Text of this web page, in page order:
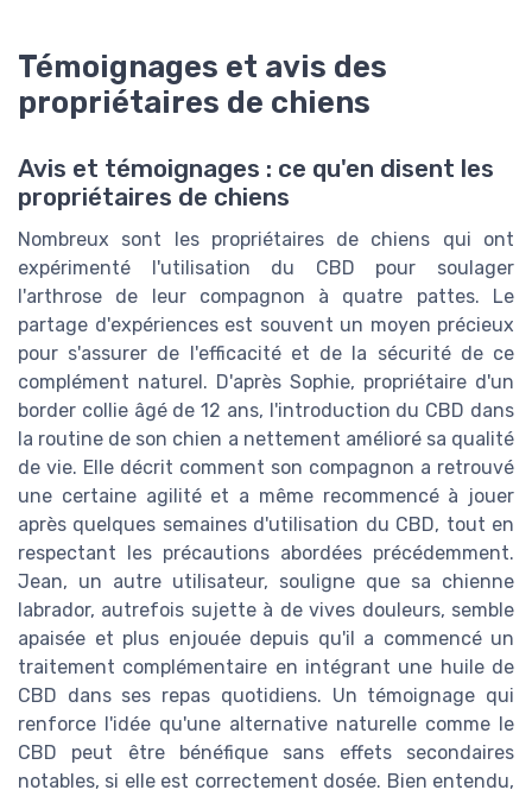
Témoignages et avis des
propriétaires de chiens
Avis et témoignages : ce qu'en disent les
propriétaires de chiens
Nombreux sont les propriétaires de chiens qui ont
expérimenté l'utilisation du CBD pour soulager
l'arthrose de leur compagnon à quatre pattes. Le
partage d'expériences est souvent un moyen précieux
pour s'assurer de l'efficacité et de la sécurité de ce
complément naturel. D'après Sophie, propriétaire d'un
border collie âgé de 12 ans, l'introduction du CBD dans
la routine de son chien a nettement amélioré sa qualité
de vie. Elle décrit comment son compagnon a retrouvé
une certaine agilité et a même recommencé à jouer
après quelques semaines d'utilisation du CBD, tout en
respectant les précautions abordées précédemment.
Jean, un autre utilisateur, souligne que sa chienne
labrador, autrefois sujette à de vives douleurs, semble
apaisée et plus enjouée depuis qu'il a commencé un
traitement complémentaire en intégrant une huile de
CBD dans ses repas quotidiens. Un témoignage qui
renforce l'idée qu'une alternative naturelle comme le
CBD peut être bénéfique sans effets secondaires
notables, si elle est correctement dosée. Bien entendu,